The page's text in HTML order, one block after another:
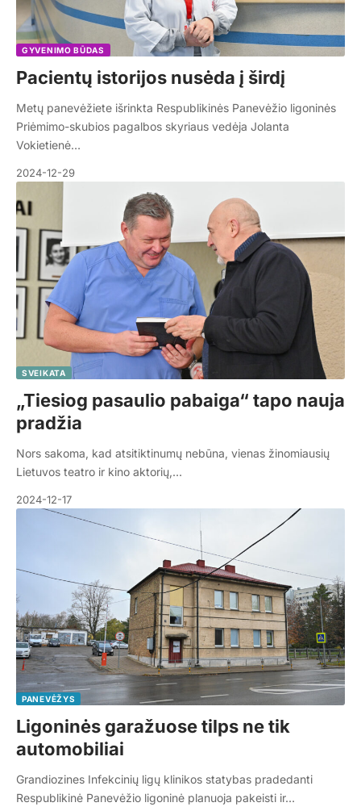
GYVENIMO BŪDAS
Pacientų istorijos nusėda į širdį
Metų panevėžiete išrinkta Respublikinės Panevėžio ligoninės
Priėmimo-skubios pagalbos skyriaus vedėja Jolanta
Vokietienė…
2024-12-29
SVEIKATA
„Tiesiog pasaulio pabaiga“ tapo nauja
pradžia
Nors sakoma, kad atsitiktinumų nebūna, vienas žinomiausių
Lietuvos teatro ir kino aktorių,…
2024-12-17
PANEVĖŽYS
Ligoninės garažuose tilps ne tik
automobiliai
Grandiozines Infekcinių ligų klinikos statybas pradedanti
Respublikinė Panevėžio ligoninė planuoja pakeisti ir…